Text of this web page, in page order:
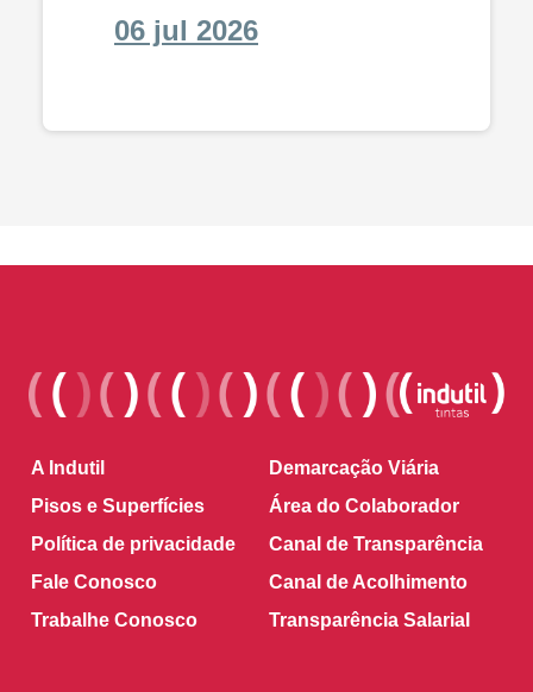
06 jul 2026
A Indutil
Demarcação Viária
Pisos e Superfícies
Área do Colaborador
Política de privacidade
Canal de Transparência
Fale Conosco
Canal de Acolhimento
Trabalhe Conosco
Transparência Salarial